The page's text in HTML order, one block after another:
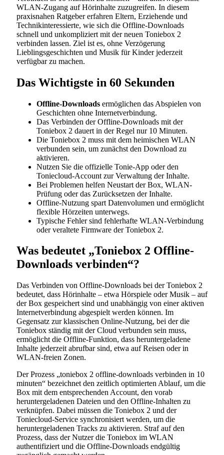
WLAN-Zugang auf Hörinhalte zuzugreifen. In diesem
praxisnahen Ratgeber erfahren Eltern, Erziehende und
Technikinteressierte, wie sich die Offline-Downloads
schnell und unkompliziert mit der neuen Toniebox 2
verbinden lassen. Ziel ist es, ohne Verzögerung
Lieblingsgeschichten und Musik für Kinder jederzeit
verfügbar zu machen.
Das Wichtigste in 60 Sekunden
Offline-Downloads ermöglichen das Abspielen von
Geschichten ohne Internetverbindung.
Das Verbinden der Offline-Downloads mit der
Toniebox 2 dauert in der Regel nur 10 Minuten.
Die Toniebox 2 muss mit dem heimischen WLAN
verbunden sein, um zunächst den Download zu
aktivieren.
Nutzen Sie die offizielle Tonie-App oder den
Toniecloud-Account zur Verwaltung der Inhalte.
Bei Problemen helfen Neustart der Box, WLAN-
Prüfung oder das Zurücksetzen der Inhalte.
Offline-Nutzung spart Datenvolumen und ermöglicht
flexible Hörzeiten unterwegs.
Typische Fehler sind fehlerhafte WLAN-Verbindung
oder veraltete Firmware der Toniebox 2.
Was bedeutet „Toniebox 2 Offline-
Downloads verbinden“?
Das Verbinden von Offline-Downloads bei der Toniebox 2
bedeutet, dass Hörinhalte – etwa Hörspiele oder Musik – auf
der Box gespeichert sind und unabhängig von einer aktiven
Internetverbindung abgespielt werden können. Im
Gegensatz zur klassischen Online-Nutzung, bei der die
Toniebox ständig mit der Cloud verbunden sein muss,
ermöglicht die Offline-Funktion, dass heruntergeladene
Inhalte jederzeit abrufbar sind, etwa auf Reisen oder in
WLAN-freien Zonen.
Der Prozess „toniebox 2 offline-downloads verbinden in 10
minuten“ bezeichnet den zeitlich optimierten Ablauf, um die
Box mit dem entsprechenden Account, den vorab
heruntergeladenen Dateien und den Offline-Inhalten zu
verknüpfen. Dabei müssen die Toniebox 2 und der
Toniecloud-Service synchronisiert werden, um die
heruntergeladenen Tracks zu aktivieren. Straf auf den
Prozess, dass der Nutzer die Toniebox im WLAN
authentifiziert und die Offline-Downloads endgültig